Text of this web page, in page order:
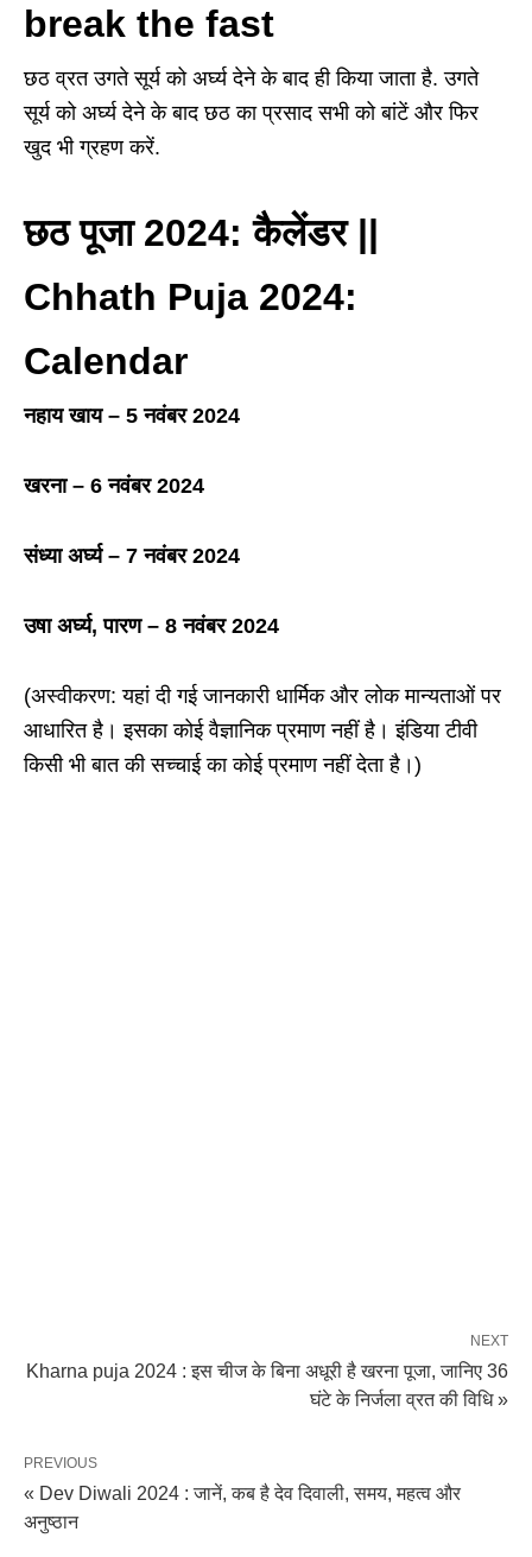
break the fast
छठ व्रत उगते सूर्य को अर्घ्य देने के बाद ही किया जाता है. उगते
सूर्य को अर्घ्य देने के बाद छठ का प्रसाद सभी को बांटें और फिर
खुद भी ग्रहण करें.
छठ पूजा 2024: कैलेंडर ||
Chhath Puja 2024:
Calendar
नहाय खाय – 5 नवंबर 2024
खरना – 6 नवंबर 2024
संध्या अर्घ्य – 7 नवंबर 2024
उषा अर्घ्य, पारण – 8 नवंबर 2024
(अस्वीकरण: यहां दी गई जानकारी धार्मिक और लोक मान्यताओं पर
आधारित है। इसका कोई वैज्ञानिक प्रमाण नहीं है। इंडिया टीवी
किसी भी बात की सच्चाई का कोई प्रमाण नहीं देता है।)
NEXT
Kharna puja 2024 : इस चीज के बिना अधूरी है खरना पूजा, जानिए 36
घंटे के निर्जला व्रत की विधि »
PREVIOUS
« Dev Diwali 2024 : जानें, कब है देव दिवाली, समय, महत्व और
अनुष्ठान